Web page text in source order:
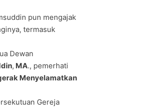
pun mengajak
termasuk
Dewan
, MA., pemerhati
Menyelamatkan
Gereja